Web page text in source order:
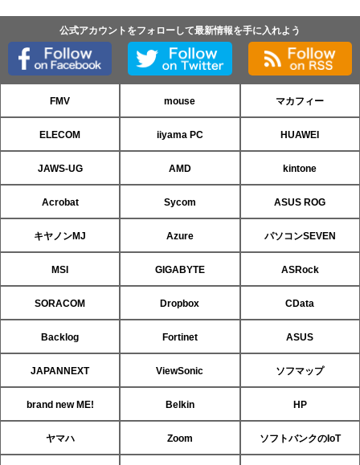
公式アカウントをフォローして最新情報を手に入れよう
FMV mouse マカフィー
ELECOM iiyama PC HUAWEI
JAWS-UG AMD kintone
Acrobat Sycom ASUS ROG
キヤノンMJ Azure パソコンSEVEN
MSI GIGABYTE ASRock
SORACOM Dropbox CData
Backlog Fortinet ASUS
JAPANNEXT ViewSonic ソフマップ
brand new ME! Belkin HP
ヤマハ Zoom ソフトバンクのIoT